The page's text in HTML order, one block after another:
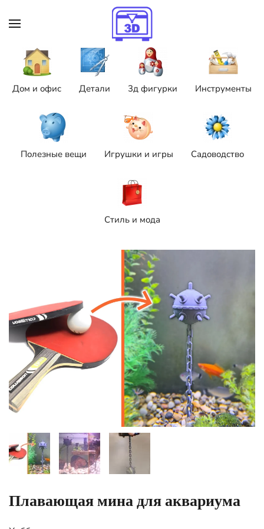
Skip to main content
Дом и офис Детали 3д фигурки Инструменты
Полезные вещи Игрушки и игры Садоводство
Стиль и мода
Плавающая мина для аквариума